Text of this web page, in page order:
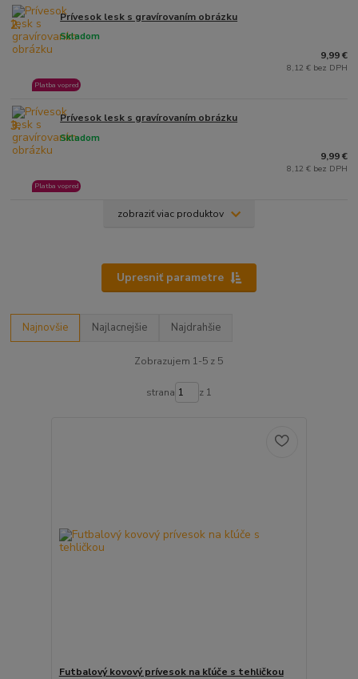
2. Prívesok lesk s gravírovaním obrázku
Skladom
Platba vopred
9,99 €
8,12 € bez DPH
3. Prívesok lesk s gravírovaním obrázku
Skladom
Platba vopred
9,99 €
8,12 € bez DPH
zobraziť viac produktov
Upresniť parametre
Najnovšie Najlacnejšie Najdrahšie
Zobrazujem 1-5 z 5
strana z 1
Futbalový kovový prívesok na kľúče s tehličkou